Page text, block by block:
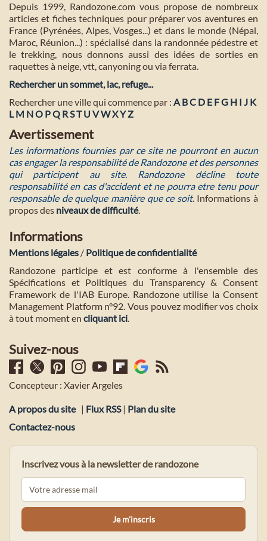
Depuis 1999, Randozone.com vous propose de nombreux
articles et fiches techniques pour préparer vos aventures en
France (Pyrénées, Alpes, Vosges...) et dans le monde (Népal,
Maroc, Réunion...) : spécialisé dans la randonnée pédestre et
le trekking, nous donnons aussi des idées de sorties en
raquettes à neige, vtt, canyoning ou via ferrata.
Rechercher un sommet, lac, refuge...
Rechercher une ville qui commence par : A BC D E FG H I J K
L M NO PQ RST U VWXYZ
Avertissement
Les informations fournies par ce site ne pourront en aucun
cas engager la responsabilité de Randozone et des personnes
qui participent au site. Randozone décline toute
responsabilité en cas d'accident et ne pourra etre tenu pour
responsable de quelque manière que ce soit. Informations à
propos des niveaux de difficulté.
Informations
Mentions légales / Politique de confidentialité
Randozone participe et est conforme à l'ensemble des
Spécifications et Politiques du Transparency & Consent
Framework de l'IAB Europe. Randozone utilise la Consent
Management Platform n°92. Vous pouvez modifier vos choix
à tout moment en cliquant ici.
Suivez-nous
Concepteur : Xavier Argeles
A propos du site | Flux RSS| Plan du site
Contactez-nous
Inscrivez vous à la newsletter de randozone